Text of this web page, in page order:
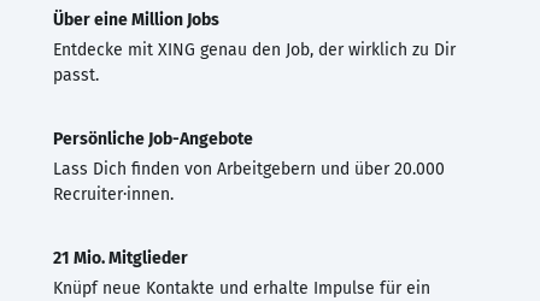
Über eine Million Jobs
Entdecke mit XING genau den Job, der wirklich zu Dir
passt.
Persönliche Job-Angebote
Lass Dich finden von Arbeitgebern und über 20.000
Recruiter·innen.
21 Mio. Mitglieder
Knüpf neue Kontakte und erhalte Impulse für ein